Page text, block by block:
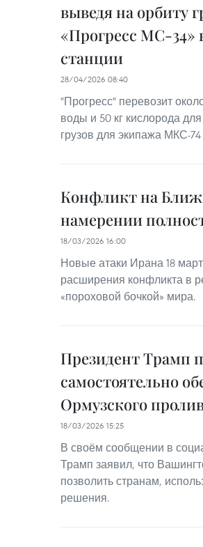
выведя на орбиту
«Прогресс МС-34»
станции
28/04/2026 08:40
"Прогресс" перевозит
воды и 50 кг кислорода
грузов для экипажа МКС-
Конфликт на
намерении
18/03/2026 16:00
Новые атаки Ирана 18
расширения конфликта в
«пороховой бочкой» мира.
Президент Трамп
самостоятельно
Ормузского
18/03/2026 15:25
В своём сообщении в
Трамп заявил, что
позволить странам,
решения.